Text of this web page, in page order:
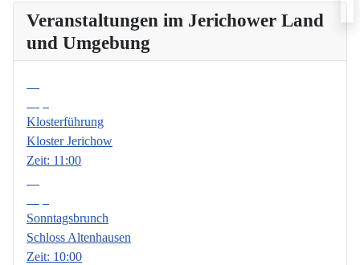
Veranstaltungen im Jerichower Land
und Umgebung
Klosterführung
Kloster Jerichow
Zeit: 11:00
Sonntagsbrunch
Schloss Altenhausen
Zeit: 10:00